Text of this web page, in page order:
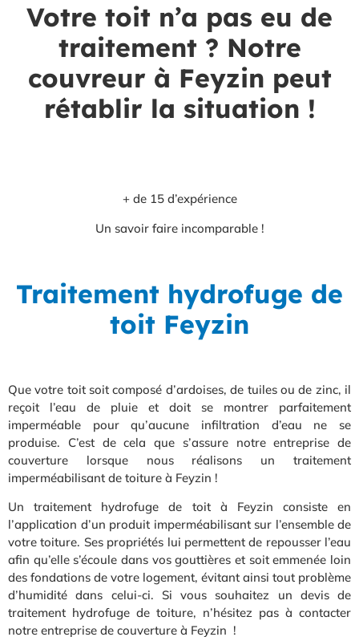
Votre toit n’a pas eu de
traitement ? Notre
couvreur à Feyzin peut
rétablir la situation !
+ de 15 d’expérience
Un savoir faire incomparable !
Traitement hydrofuge de
toit Feyzin
Que votre toit soit composé d’ardoises, de tuiles ou de zinc, il
reçoit l’eau de pluie et doit se montrer parfaitement
imperméable pour qu’aucune infiltration d’eau ne se
produise. C’est de cela que s’assure notre entreprise de
couverture lorsque nous réalisons un traitement
imperméabilisant de toiture à Feyzin !
Un traitement hydrofuge de toit à Feyzin consiste en
l’application d’un produit imperméabilisant sur l’ensemble de
votre toiture. Ses propriétés lui permettent de repousser l’eau
afin qu’elle s’écoule dans vos gouttières et soit emmenée loin
des fondations de votre logement, évitant ainsi tout problème
d’humidité dans celui-ci. Si vous souhaitez un devis de
traitement hydrofuge de toiture, n’hésitez pas à contacter
notre entreprise de couverture à Feyzin !